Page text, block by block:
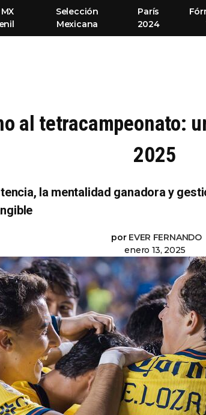
Selección
Mexicana
París
2024
al tetracampeonato:
2025
la mentalidad ganadora y
por EVER FERNANDO
enero 13, 2025